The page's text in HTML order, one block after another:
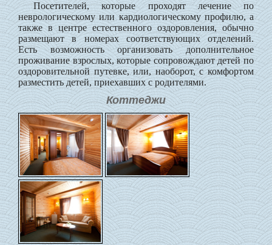
Посетителей, которые проходят лечение по
неврологическому или кардиологическому профилю, а
также в центре естественного оздоровления, обычно
размещают в номерах соответствующих отделений.
Есть возможность организовать дополнительное
проживание взрослых, которые сопровождают детей по
оздоровительной путевке, или, наоборот, с комфортом
разместить детей, приехавших с родителями.
Коттеджи